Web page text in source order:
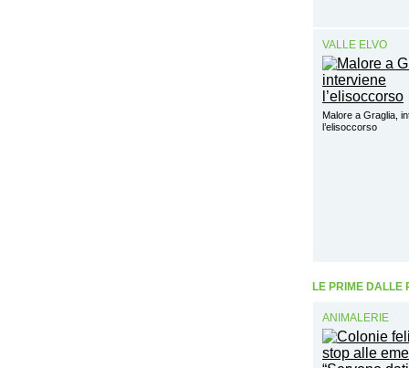
VALLE ELVO
Malore a Graglia,
l’elisoccorso
LE PRIME DALLE
ANIMALERIE